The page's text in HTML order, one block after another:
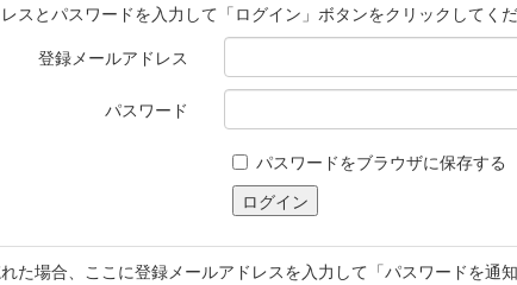
スとパスワードを入力して「ログイン」ボタンをクリックしてくだ
登録メールアドレス
パスワード
パスワードをブラウザに保存する
た場合、ここに登録メールアドレスを入力して「パスワードを通